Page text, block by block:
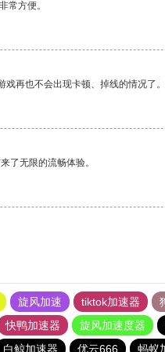
常方便。
再也不会出现卡顿、掉线的情况了
了无限的流畅体验。
旋风加速 tiktok加速器
快鸭加速器 旋风加速度器
白鲸加速器 优云666 蚂蚁